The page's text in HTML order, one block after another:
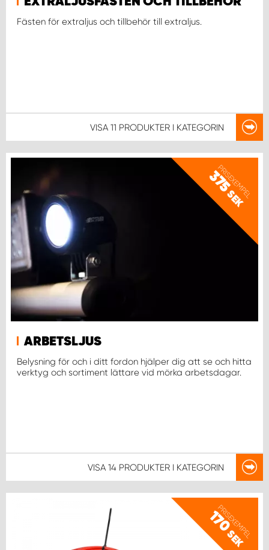
Fästen för extraljus och tillbehör till extraljus.
VISA 11 PRODUKTER I KATEGORIN
PRISEXEMPEL
375
SEK
ARBETSLJUS
Belysning för och i ditt fordon hjälper dig att se och hitta
verktyg och sortiment lättare vid mörka arbetsdagar.
VISA 14 PRODUKTER I KATEGORIN
PRISEXEMPEL
170
SEK